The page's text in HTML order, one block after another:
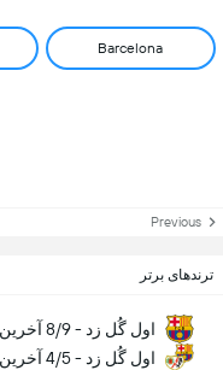
Barcelona
Previous
ترندهای برتر
Barcelona اول گُل زد - 8/9 آخرین مسابقات
H2H: Barcelona اول گُل زد - 4/5 آخرین مسابقات